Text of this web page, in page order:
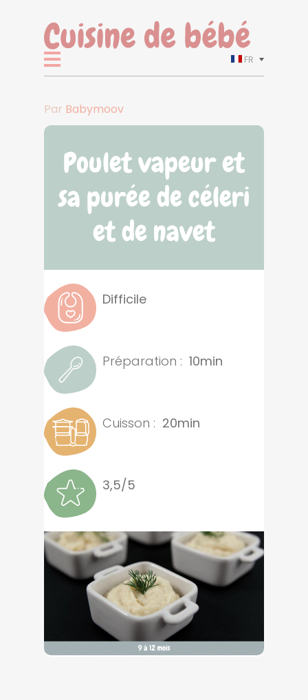
FR
Par Babymoov
Poulet vapeur et
sa purée de céleri
et de navet
Difficile
Préparation : 10min
Cuisson : 20min
3,5/5